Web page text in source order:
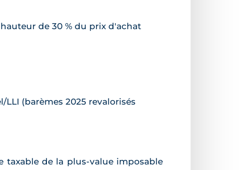
de 30 % du prix d'achat
(barèmes 2025 revalorisés
taxable de la plus-value imposable